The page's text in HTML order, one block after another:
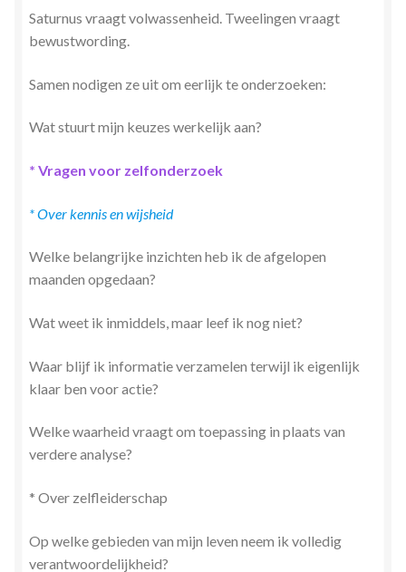
Saturnus vraagt volwassenheid. Tweelingen vraagt
bewustwording.
Samen nodigen ze uit om eerlijk te onderzoeken:
Wat stuurt mijn keuzes werkelijk aan?
* Vragen voor zelfonderzoek
* Over kennis en wijsheid
Welke belangrijke inzichten heb ik de afgelopen
maanden opgedaan?
Wat weet ik inmiddels, maar leef ik nog niet?
Waar blijf ik informatie verzamelen terwijl ik eigenlijk
klaar ben voor actie?
Welke waarheid vraagt om toepassing in plaats van
verdere analyse?
* Over zelfleiderschap
Op welke gebieden van mijn leven neem ik volledig
verantwoordelijkheid?